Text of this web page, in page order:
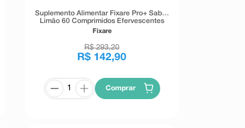
Suplemento Alimentar Fixare Pro+ Sabor
Limão 60 Comprimidos Efervescentes
Fixare
R$ 293,20
R$ 142,90
Comprar